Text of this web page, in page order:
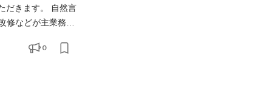
す。 自然言
などが主業務で
0